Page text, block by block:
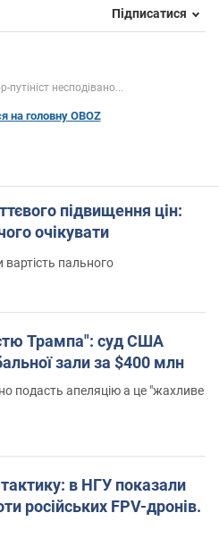
Підписатися
путініст несподівано...
на головну OBOZ
підвищення цін:
очікувати
пального
Трампа": суд США
зали за $400 млн
подасть апеляцію а це "жахливе
в НГУ показали
російських FPV-дронів.